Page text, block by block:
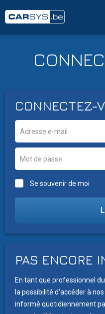
CONNECTEZ-
Se souvenir de moi
PAS ENCORE
En tant que professionnel
la possibilité d’accéder à
informé quotidiennement